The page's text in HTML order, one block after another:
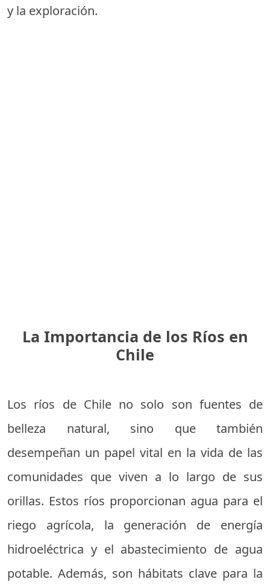
y la exploración.
La Importancia de los Ríos en
Chile
Los ríos de Chile no solo son fuentes de
belleza natural, sino que también
desempeñan un papel vital en la vida de las
comunidades que viven a lo largo de sus
orillas. Estos ríos proporcionan agua para el
riego agrícola, la generación de energía
hidroeléctrica y el abastecimiento de agua
potable. Además, son hábitats clave para la